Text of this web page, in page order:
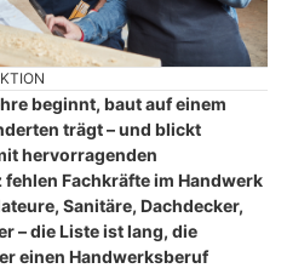
beginnt, baut auf einem
trägt – und blickt
hervorragenden
Fachkräfte im Handwerk
Sanitäre, Dachdecker,
– die Liste ist lang, die
einen Handwerksberuf